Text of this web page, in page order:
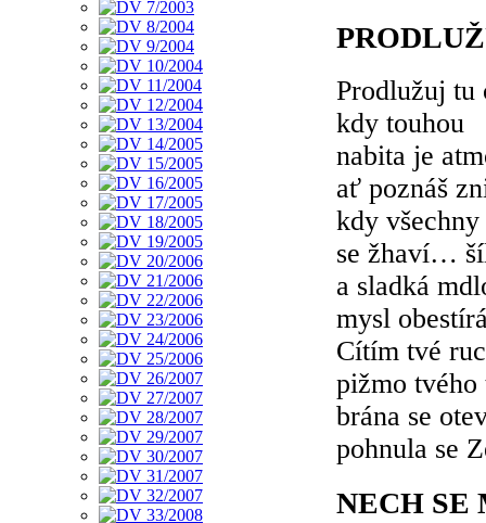
Prodlužuj
kdy touhou
nabita je
ať poznáš
kdy
se žhaví…
a sladká
mysl
Cítím tvé
pižmo tvého
brána se
pohnula se
NECH SE